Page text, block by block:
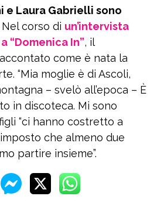
e Laura Gabrielli sono
Nel corso di un’intervista
“Domenica In”, il
come è nata la
“Mia moglie è di Ascoli,
– svelò all’epoca – È
in discoteca. Mi sono
“ci hanno costretto a
che almeno due
partire insieme”.